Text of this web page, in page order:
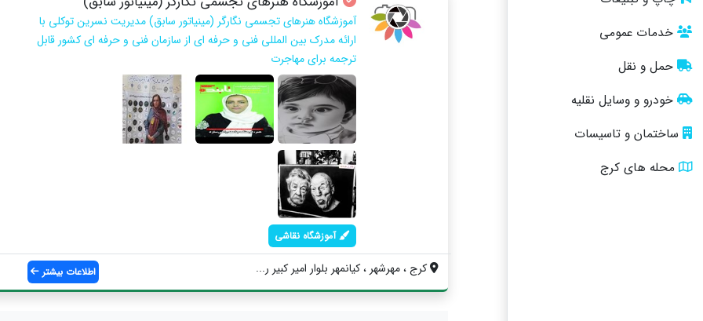
خدمات عمومی
حمل و نقل
خودرو و وسایل نقلیه
ساختمان و تاسیسات
محله های کرج
آموزشگاه هنرهای تجسمی نگارگر (مینیاتور سابق) مدیریت نسرین توکلی با
ارائه مدرک بین المللی فنی و حرفه ای از سازمان فنی و حرفه ای کشور قابل
ترجمه برای مهاجرت
آموزشگاه نقاشی
کرج ، مهرشهر ، کیانمهر بلوار امیر کبیر ر... اطلاعات بیشتر